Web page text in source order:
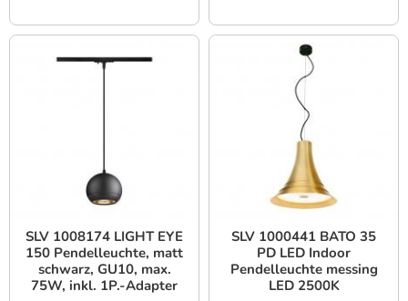
SLV 1008174 LIGHT EYE
150 Pendelleuchte, matt
schwarz, GU10, max.
75W, inkl. 1P.-Adapter
SLV 1000441 BATO 35
PD LED Indoor
Pendelleuchte messing
LED 2500K